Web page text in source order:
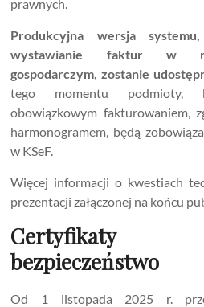
prawnych.
Produkcyjna wersja
wystawianie faktur w
gospodarczym, zostanie
tego momentu podmioty,
obowiązkowym fakturowaniem,
harmonogramem, będą
w KSeF.
Więcej informacji o kwestiach
prezentacji załączonej na końcu
Certyfikaty
bezpieczeństwo
Od 1 listopada 2025 r.